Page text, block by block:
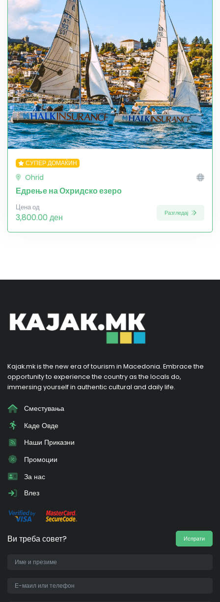
СУПЕР ДОМАЌИН
Ohrid
Едрење на Охридско езеро
Цена од
3,800.00 ден Разгледај
Kajak.mk is the new era of tourism in Macedonia. Embrace the
opportunity to experience the country as the locals do,
immersing yourself in authentic cultural and daily life.
Сместувања
Каде Овде
Наши Приказни
Промоции
За нас
Влез
Ви треба совет? Испрати